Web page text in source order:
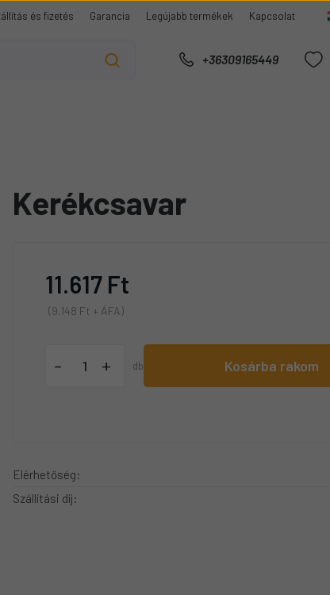
és fizetés Garancia Legújabb termékek Kapcsolat
+36309165449
Kerékcsavar
11.617 Ft
(9.148 Ft + ÁFA)
- + db Kosárba rakom
Elérhetőség:
Szállítási díj: